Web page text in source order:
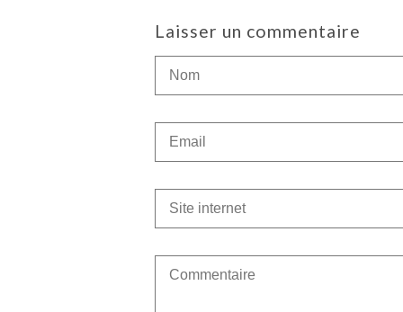
Laisser un commentaire